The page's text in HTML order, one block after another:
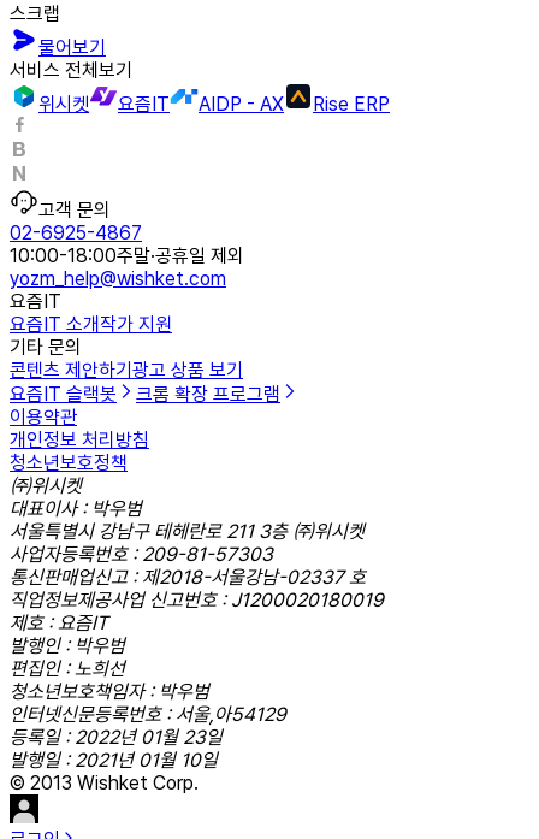
스크랩
물어보기
서비스 전체보기
위시켓
요즘IT AIDP - AX Rise ERP
고객 문의
02-6925-4867
10:00-18:00주말·공휴일 제외
yozm_help@wishket.com
요즘IT
요즘IT 소개작가 지원
기타 문의
콘텐츠 제안하기광고 상품 보기
요즘IT 슬랙봇
크롬 확장 프로그램
이용약관
개인정보 처리방침
청소년보호정책
㈜위시켓
대표이사 : 박우범
서울특별시 강남구 테헤란로 211 3층 ㈜위시켓
사업자등록번호 : 209-81-57303
통신판매업신고 : 제2018-서울강남-02337 호
직업정보제공사업 신고번호 : J1200020180019
제호 : 요즘IT
발행인 : 박우범
편집인 : 노희선
청소년보호책임자 : 박우범
인터넷신문등록번호 : 서울,아54129
등록일 : 2022년 01월 23일
발행일 : 2021년 01월 10일
© 2013 Wishket Corp.